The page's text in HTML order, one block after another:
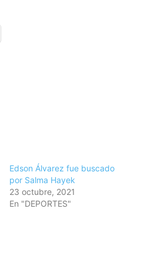
Edson Álvarez fue buscado
por Salma Hayek
23 octubre, 2021
En "DEPORTES"